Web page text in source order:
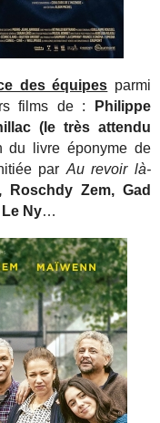
des équipes parmi
films de :
Philippe
(le très attendu
du livre éponyme de
par Au revoir là-
Roschdy Zem, Gad
Ny…